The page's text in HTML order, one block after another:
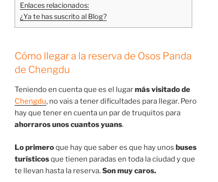
Enlaces relacionados:
¿Ya te has suscrito al Blog?
Cómo llegara la reserva de Osos Panda
de Chengdu
Teniendo en cuenta que es el lugarmás visitado de
Chengdu, no vais a tener dificultades para llegar. Pero
hay que tener en cuenta un par de truquitos para
ahorraros unos cuantos yuans.
Lo primeroque hay que saber es que hay unos buses
turísticosque tienen paradas en toda la ciudad y que
te llevan hasta la reserva.Son muy caros.